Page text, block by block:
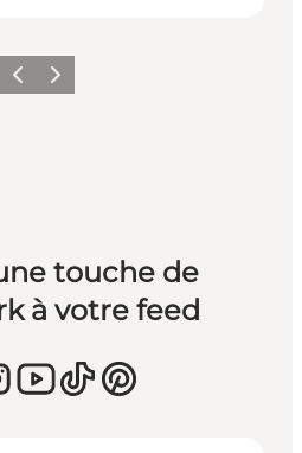
PrécédentSuivant
touche de
à votre feed